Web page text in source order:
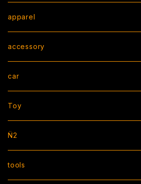
BOX sticker
peeking sticker
die cut / square / other
cutting
apparel
T-shirt
hoodie/sweat
jacket
CAP
socks
accessory
strap
bracelet
necklace
ring
car
AIR FRESHENER
license flame
ZIP TIE
Toy
ソフビ
N̈2
apparel
tools